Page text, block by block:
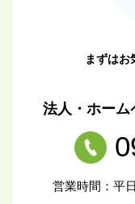
まずはお
法人・ホーム
営業時間：平